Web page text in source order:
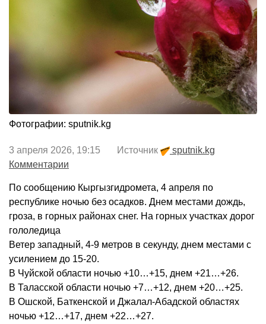
Фотографии: sputnik.kg
3 апреля 2026, 19:15 Источник
sputnik.kg
Комментарии
По сообщению Кыргызгидромета, 4 апреля по
республике ночью без осадков. Днем местами дождь,
гроза, в горных районах снег. На горных участках дорог
гололедица
Ветер западный, 4-9 метров в секунду, днем местами с
усилением до 15-20.
В Чуйской области ночью +10…+15, днем +21…+26.
В Таласской области ночью +7…+12, днем +20…+25.
В Ошской, Баткенской и Джалал-Абадской областях
ночью +12…+17, днем +22…+27.